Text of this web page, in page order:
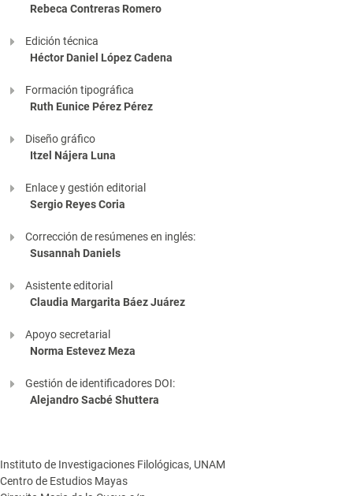
Rebeca Contreras Romero
Edición técnica
Héctor Daniel López Cadena
Formación tipográfica
Ruth Eunice Pérez Pérez
Diseño gráfico
Itzel Nájera Luna
Enlace y gestión editorial
Sergio Reyes Coria
Corrección de resúmenes en inglés:
Susannah Daniels
Asistente editorial
Claudia Margarita Báez Juárez
Apoyo secretarial
Norma Estevez Meza
Gestión de identificadores DOI:
Alejandro Sacbé Shuttera
Instituto de Investigaciones Filológicas, UNAM
Centro de Estudios Mayas